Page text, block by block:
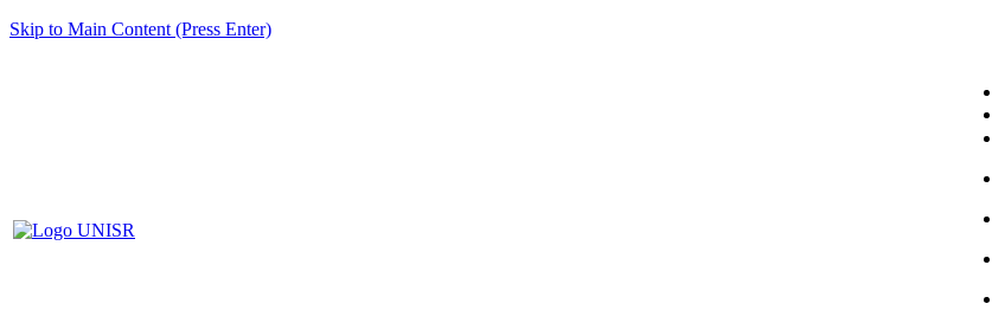
Skip to Main Content (Press Enter)